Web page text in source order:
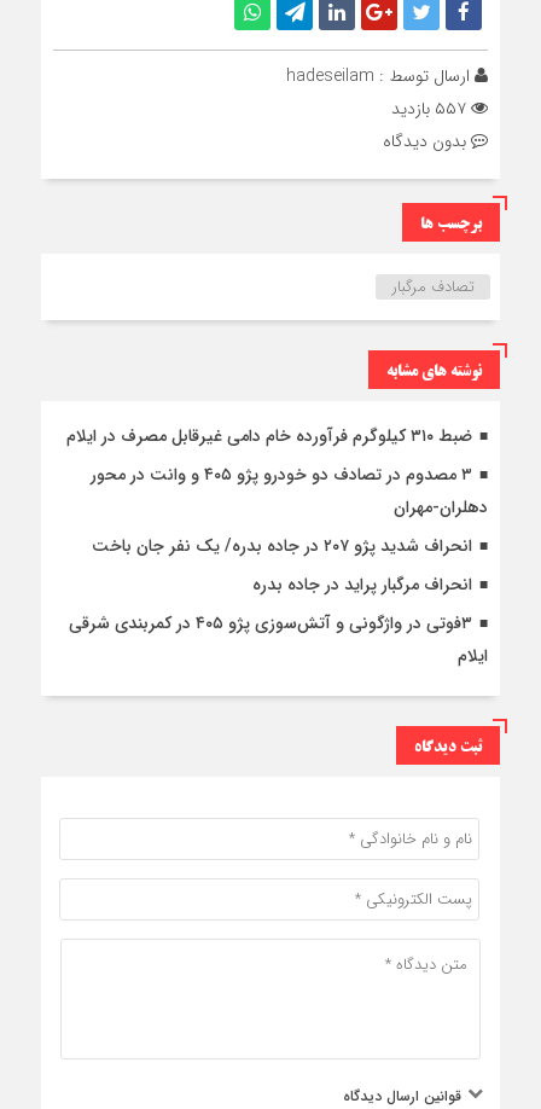
ارسال توسط : hadeseilam
بدون دیدگاه
برچسب ها
تصادف مرگبار
نوشته های مشابه
ضبط ۳۱۰ کیلوگرم فرآورده خام دامی غیرقابل مصرف در ایلام
۳ مصدوم در تصادف دو خودرو پژو ۴۰۵ و وانت در محور
دهلران-مهران
انحراف شدید پژو ۲۰۷ در جاده بدره/ یک نفر جان باخت
انحراف مرگبار پراید در جاده بدره
۳فوتی در واژگونی و آتش‌سوزی پژو ۴۰۵ در کمربندی شرقی
ایلام
ثبت دیدگاه
قوانین ارسال دیدگاه